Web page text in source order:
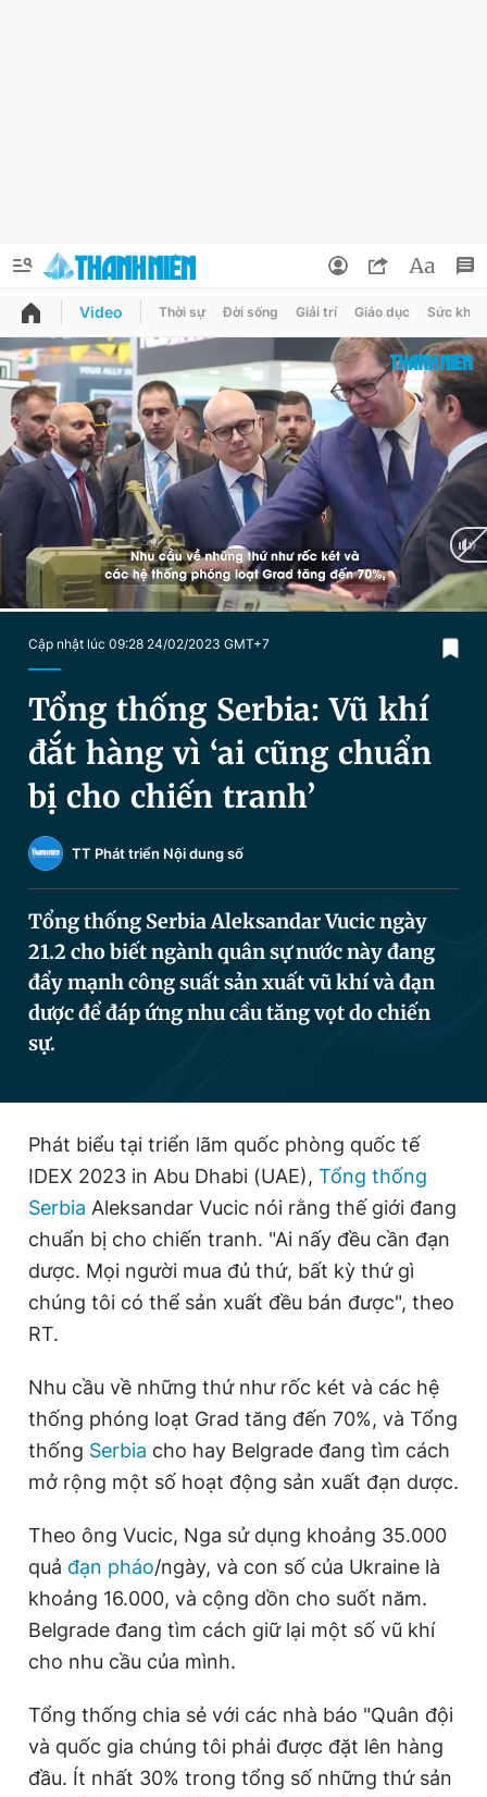
QUẢNG CÁO
Chuyên mục
Chuyên mục khác
Chào ngày mới Tin 24h
Video Magazine
Tiện ích
Thông tin tòa soạn Liên hệ quảng cáo
Đọc Thanh Niên trên điện thoại
Theo dõi báo trên
Hotline
0906 645 777
Liên hệ quảng cáo
0908 780 404
Đặt báo
Phó tổng biên tập thường trực: Hải Thành
Phó tổng biên tập: Lâm Hiếu Dũng
Phó tổng biên tập: Trần Việt Hưng
Tổng thư ký tòa soạn: Đức Trung
Giấy phép xuất bản số 110/GP - BTTTT cấp ngày 24.3.2020
chép dưới mọi hình thức nếu không có sự chấp thuận bằng văn
bản. Phát triển bởi ePi Technologies, JSC.
Thông tin tài khoản
Đổi mật khẩu
Tin đã lưu
Tin đã xem
Đăng xuất
Video Thời sự Đời sống Giải trí Giáo dục Sức khỏe
Cập nhật lúc 09:28 24/02/2023 GMT+7
Tổng thống Serbia: Vũ khí
đắt hàng vì ‘ai cũng chuẩn
bị cho chiến tranh’
TT Phát triển Nội dung số
Tổng thống Serbia Aleksandar Vucic ngày
21.2 cho biết ngành quân sự nước này đang
đẩy mạnh công suất sản xuất vũ khí và đạn
dược để đáp ứng nhu cầu tăng vọt do chiến
sự.
Phát biểu tại triển lãm quốc phòng quốc tế
IDEX 2023 in Abu Dhabi (UAE), Tổng thống
Serbia Aleksandar Vucic nói rằng thế giới đang
chuẩn bị cho chiến tranh. "Ai nấy đều cần đạn
dược. Mọi người mua đủ thứ, bất kỳ thứ gì
chúng tôi có thể sản xuất đều bán được", theo
RT.
Nhu cầu về những thứ như rốc két và các hệ
thống phóng loạt Grad tăng đến 70%, và Tổng
thống Serbia cho hay Belgrade đang tìm cách
mở rộng một số hoạt động sản xuất đạn dược.
Theo ông Vucic, Nga sử dụng khoảng 35.000
quả đạn pháo/ngày, và con số của Ukraine là
khoảng 16.000, và cộng dồn cho suốt năm.
Belgrade đang tìm cách giữ lại một số vũ khí
cho nhu cầu của mình.
Tổng thống chia sẻ với các nhà báo "Quân đội
và quốc gia chúng tôi phải được đặt lên hàng
đầu. Ít nhất 30% trong tổng số những thứ sản